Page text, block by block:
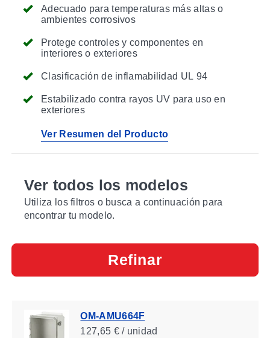
Adecuado para temperaturas más altas o
ambientes corrosivos
Protege controles y componentes en
interiores o exteriores
Clasificación de inflamabilidad UL 94
Estabilizado contra rayos UV para uso en
exteriores
Ver Resumen del Producto
Ver todos los modelos
Utiliza los filtros o busca a continuación para
encontrar tu modelo.
Refinar
OM-AMU664F
127,65 € / unidad